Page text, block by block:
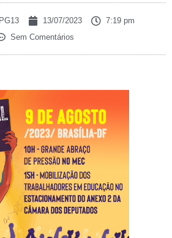
13/07/2023
7:19 pm
Sem Comentários